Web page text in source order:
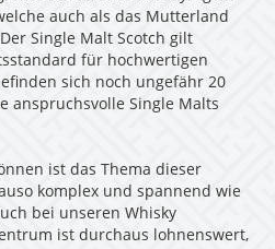
auch als das Mutterland
Single Malt Scotch gilt
für hochwertigen
sich noch ungefähr 20
anspruchsvolle Single Malts
ist das Thema dieser
komplex und spannend wie
bei unseren Whisky
ist durchaus lohnenswert,